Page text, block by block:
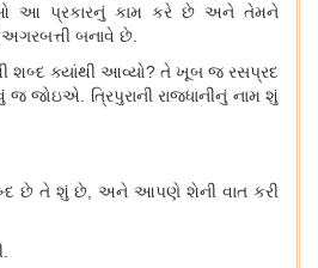
આ પ્રકારનું કામ કરે છે અને તેમને
બનાવે છે.
શબ્દ ક્યાંથી આવ્યો? તે ખૂબ જ રસપ્રદ
જોઇએ. ત્રિપુરાની રાજધાનીનું નામ શું
છે તે શું છે, અને આપણે શેની વાત કરી
.